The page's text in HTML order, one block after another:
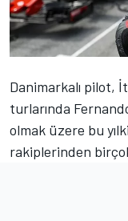
Danimarkalı pilot,
turlarında
olmak üzere bu
rakiplerinden